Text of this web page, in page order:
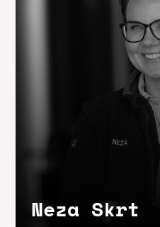
Neza Skrt